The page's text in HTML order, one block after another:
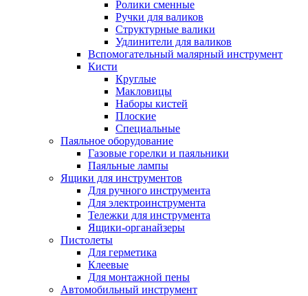
Ролики сменные
Ручки для валиков
Структурные валики
Удлинители для валиков
Вспомогательный малярный инструмент
Кисти
Круглые
Макловицы
Наборы кистей
Плоские
Специальные
Паяльное оборудование
Газовые горелки и паяльники
Паяльные лампы
Ящики для инструментов
Для ручного инструмента
Для электроинструмента
Тележки для инструмента
Ящики-органайзеры
Пистолеты
Для герметика
Клеевые
Для монтажной пены
Автомобильный инструмент